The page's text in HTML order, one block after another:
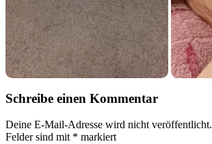
Schreibe einen Kommentar
Deine E-Mail-Adresse wird nicht veröffentlicht.
Felder sind mit * markiert